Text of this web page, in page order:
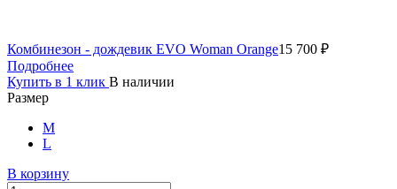
Комбинезон - дождевик EVO Woman Orange15 700 ₽
Подробнее
Купить в 1 клик В наличии
Размер
M
L
В корзину